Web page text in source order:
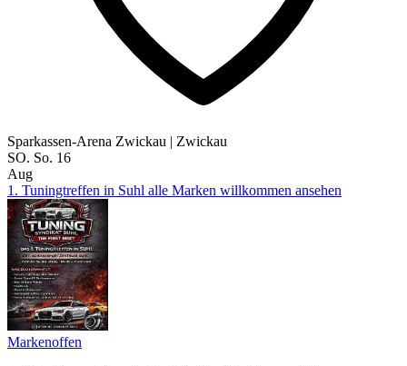
Sparkassen-Arena Zwickau | Zwickau
SO. So. 16
Aug
1. Tuningtreffen in Suhl alle Marken willkommen ansehen
Markenoffen